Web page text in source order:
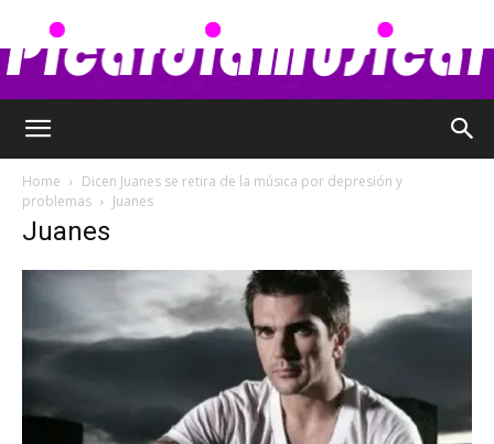
–
Chismes,
Home
Dicen Juanes se retira de la música por depresión y
problemas
Juanes
Juanes